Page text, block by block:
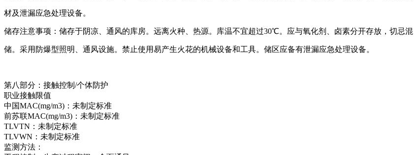
材及泄漏应急处理设备。
储存注意事项：储存于阴凉、通风的库房。远离火种、热源。库温不宜超过30℃。应与氧化剂、卤素分开存放，切忌混
储。采用防爆型照明、通风设施。禁止使用易产生火花的机械设备和工具。储区应备有泄漏应急处理设备。
第八部分：接触控制/个体防护
职业接触限值
中国MAC(mg/m3)：未制定标准
前苏联MAC(mg/m3)：未制定标准
TLVTN：未制定标准
TLVWN：未制定标准
监测方法：